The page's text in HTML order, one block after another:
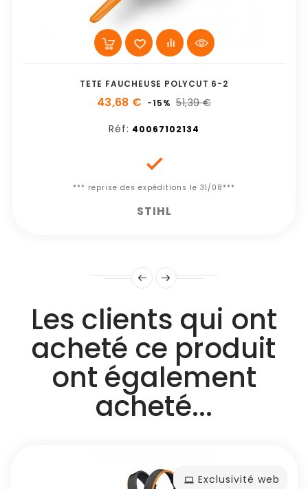
TETE FAUCHEUSE POLYCUT 6-2
43,68 € -15% 51,39 €
Réf: 40067102134

*** reprise des expéditions le 31/08***
STIHL
Les clients qui ont
acheté ce produit
ont également
acheté...
Exclusivité web